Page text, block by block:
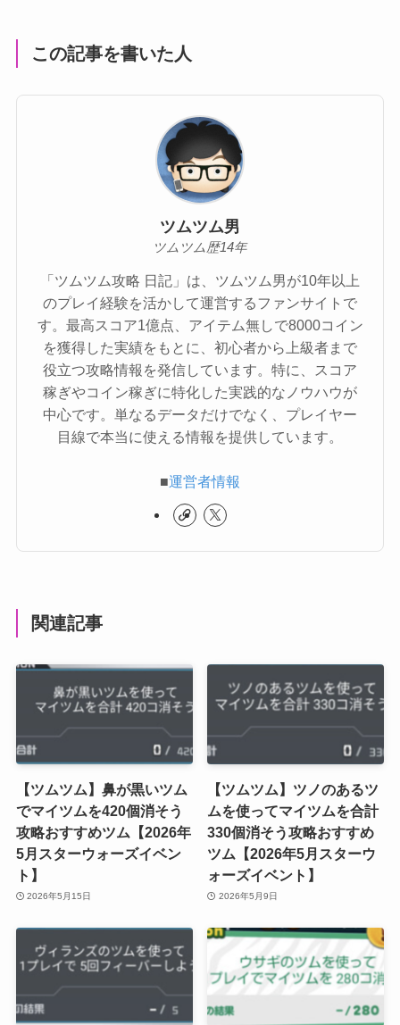
この記事を書いた人
ツムツム男
ツムツム歴14年
「ツムツム攻略 日記」は、ツムツム男が10年以上
のプレイ経験を活かして運営するファンサイトで
す。最高スコア1億点、アイテム無しで8000コイン
を獲得した実績をもとに、初心者から上級者まで
役立つ攻略情報を発信しています。特に、スコア
稼ぎやコイン稼ぎに特化した実践的なノウハウが
中心です。単なるデータだけでなく、プレイヤー
目線で本当に使える情報を提供しています。
■運営者情報
関連記事
【ツムツム】鼻が黒いツム
でマイツムを420個消そう
攻略おすすめツム【2026年
5月スターウォーズイベン
ト】
2026年5月15日
【ツムツム】ツノのあるツ
ムを使ってマイツムを合計
330個消そう攻略おすすめ
ツム【2026年5月スターウ
ォーズイベント】
2026年5月9日